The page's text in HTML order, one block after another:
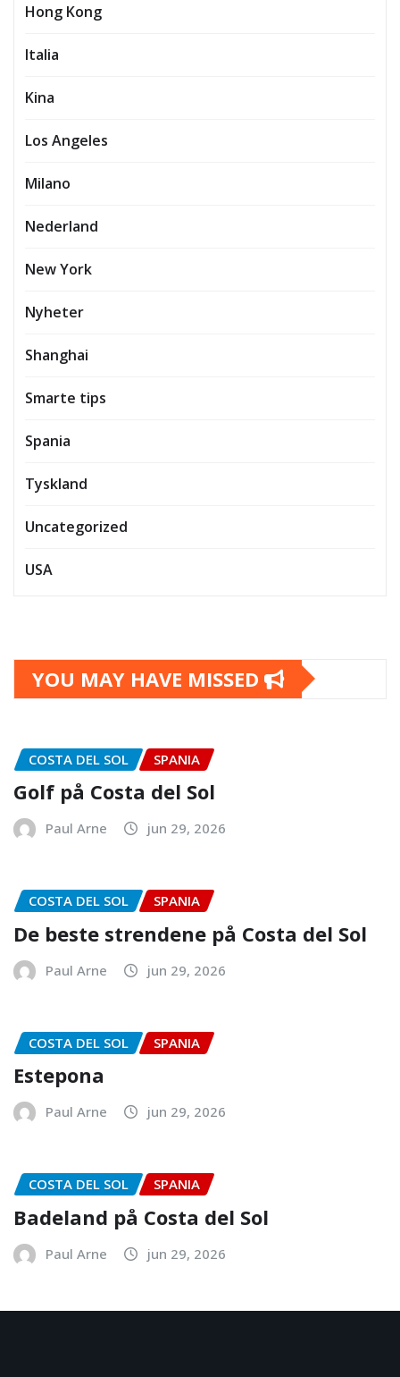
Hong Kong
Italia
Kina
Los Angeles
Milano
Nederland
New York
Nyheter
Shanghai
Smarte tips
Spania
Tyskland
Uncategorized
USA
YOU MAY HAVE MISSED
COSTA DEL SOL SPANIA
Golf på Costa del Sol
Paul Arne jun 29, 2026
COSTA DEL SOL SPANIA
De beste strendene på Costa del Sol
Paul Arne jun 29, 2026
COSTA DEL SOL SPANIA
Estepona
Paul Arne jun 29, 2026
COSTA DEL SOL SPANIA
Badeland på Costa del Sol
Paul Arne jun 29, 2026